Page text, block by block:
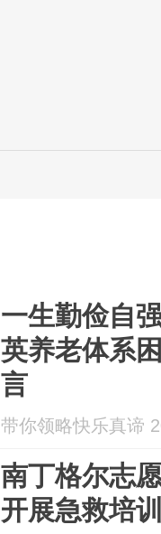
一生勤俭自
英养老体系
言
带你领略快乐真谛
南丁格尔志
开展急救培